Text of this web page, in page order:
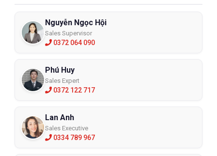
Nguyễn Ngọc Hội
Sales Supervisor
0372 064 090
Phú Huy
Sales Expert
0372 122 717
Lan Anh
Sales Executive
0334 789 967